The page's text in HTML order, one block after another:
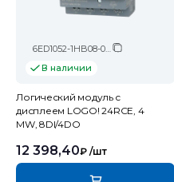
6ED1052-1HB08-0BA2
В наличии
Логический модуль c
дисплеем LOGO! 24RCE, 4
MW, 8DI/4DO
12 398,40₽ /шт